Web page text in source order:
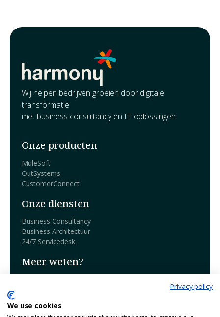
Wij helpen bedrijven groeien door digitale
transformatie
met business consultancy en IT-oplossingen.
Onze producten
MuleSoft
OutSystems
CustomerConnect
Onze diensten
Business Consultancy
Business Architectuur
24/7 Servicedesk
Meer weten?
Over Harmony
Privacy policy
We use cookies